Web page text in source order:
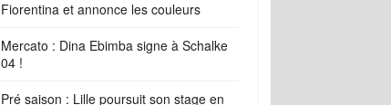
Fiorentina et annonce les couleurs
Mercato : Dina Ebimba signe à Schalke
04 !
Pré saison : Lille poursuit son stage en